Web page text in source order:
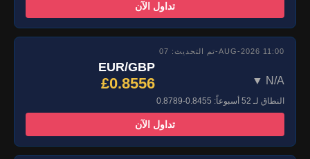
تداول الآن
تم التحديث: 07-AUG-2026 11:00
EUR/GBP
£0.8556 ▼ N/A
النطاق لـ 52 أسبوعاً: 0.8455-0.8789
تداول الآن